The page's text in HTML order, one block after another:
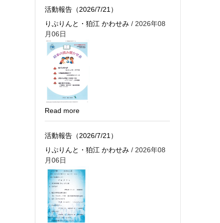
活動報告（2026/7/21）
りぷりんと・狛江 かわせみ / 2026年08
月06日
Read more
活動報告（2026/7/21）
りぷりんと・狛江 かわせみ / 2026年08
月06日